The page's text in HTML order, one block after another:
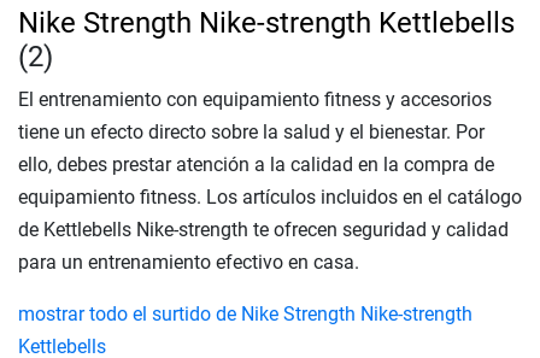
Nike Strength Nike-strength Kettlebells
(2)
El entrenamiento con equipamiento fitness y accesorios
tiene un efecto directo sobre la salud y el bienestar. Por
ello, debes prestar atención a la calidad en la compra de
equipamiento fitness. Los artículos incluidos en el catálogo
de Kettlebells Nike-strength te ofrecen seguridad y calidad
para un entrenamiento efectivo en casa.
mostrar todo el surtido de Nike Strength Nike-strength
Kettlebells